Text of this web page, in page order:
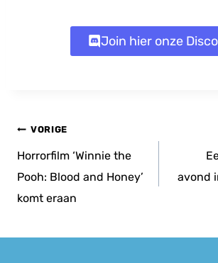
Join hier onze
Bericht
navigatie
VORIGE
Horrorfilm ‘Winnie the
Pooh: Blood and Honey’
komt eraan
avond